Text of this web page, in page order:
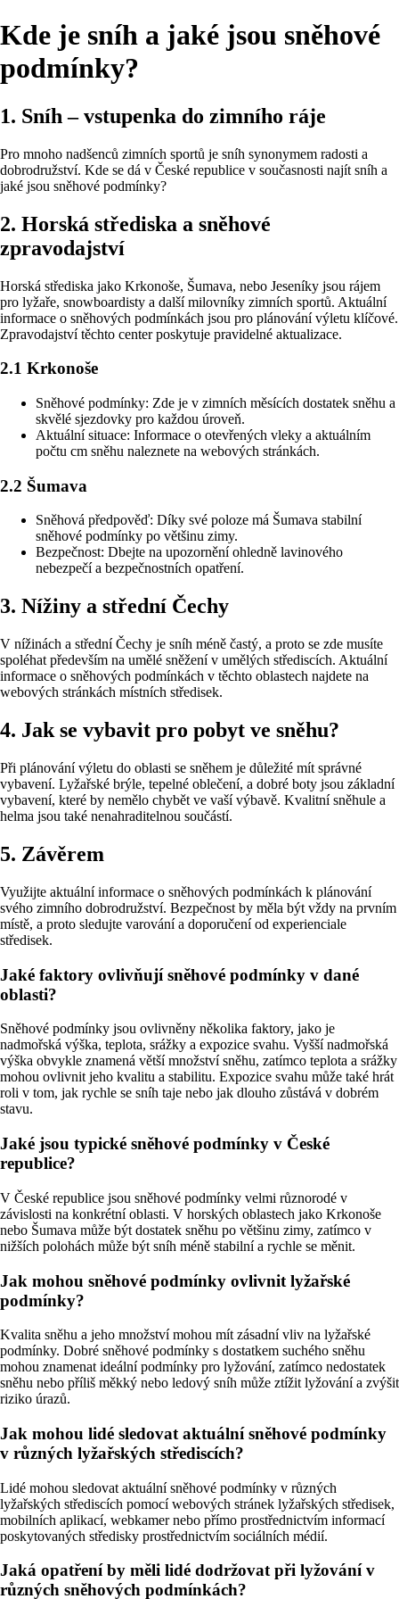
Kde je sníh a jaké jsou sněhové
podmínky?
1. Sníh – vstupenka do zimního ráje
Pro mnoho nadšenců zimních sportů je sníh synonymem radosti a
dobrodružství. Kde se dá v České republice v současnosti najít sníh a
jaké jsou sněhové podmínky?
2. Horská střediska a sněhové
zpravodajství
Horská střediska jako Krkonoše, Šumava, nebo Jeseníky jsou rájem
pro lyžaře, snowboardisty a další milovníky zimních sportů. Aktuální
informace o sněhových podmínkách jsou pro plánování výletu klíčové.
Zpravodajství těchto center poskytuje pravidelné aktualizace.
2.1 Krkonoše
Sněhové podmínky: Zde je v zimních měsících dostatek sněhu a
skvělé sjezdovky pro každou úroveň.
Aktuální situace: Informace o otevřených vleky a aktuálním
počtu cm sněhu naleznete na webových stránkách.
2.2 Šumava
Sněhová předpověď: Díky své poloze má Šumava stabilní
sněhové podmínky po většinu zimy.
Bezpečnost: Dbejte na upozornění ohledně lavinového
nebezpečí a bezpečnostních opatření.
3. Nížiny a střední Čechy
V nížinách a střední Čechy je sníh méně častý, a proto se zde musíte
spoléhat především na umělé sněžení v umělých střediscích. Aktuální
informace o sněhových podmínkách v těchto oblastech najdete na
webových stránkách místních středisek.
4. Jak se vybavit pro pobyt ve sněhu?
Při plánování výletu do oblasti se sněhem je důležité mít správné
vybavení. Lyžařské brýle, tepelné oblečení, a dobré boty jsou základní
vybavení, které by nemělo chybět ve vaší výbavě. Kvalitní sněhule a
helma jsou také nenahraditelnou součástí.
5. Závěrem
Využijte aktuální informace o sněhových podmínkách k plánování
svého zimního dobrodružství. Bezpečnost by měla být vždy na prvním
místě, a proto sledujte varování a doporučení od experienciale
středisek.
Jaké faktory ovlivňují sněhové podmínky v dané
oblasti?
Sněhové podmínky jsou ovlivněny několika faktory, jako je
nadmořská výška, teplota, srážky a expozice svahu. Vyšší nadmořská
výška obvykle znamená větší množství sněhu, zatímco teplota a srážky
mohou ovlivnit jeho kvalitu a stabilitu. Expozice svahu může také hrát
roli v tom, jak rychle se sníh taje nebo jak dlouho zůstává v dobrém
stavu.
Jaké jsou typické sněhové podmínky v České
republice?
V České republice jsou sněhové podmínky velmi různorodé v
závislosti na konkrétní oblasti. V horských oblastech jako Krkonoše
nebo Šumava může být dostatek sněhu po většinu zimy, zatímco v
nižších polohách může být sníh méně stabilní a rychle se měnit.
Jak mohou sněhové podmínky ovlivnit lyžařské
podmínky?
Kvalita sněhu a jeho množství mohou mít zásadní vliv na lyžařské
podmínky. Dobré sněhové podmínky s dostatkem suchého sněhu
mohou znamenat ideální podmínky pro lyžování, zatímco nedostatek
sněhu nebo příliš měkký nebo ledový sníh může ztížit lyžování a zvýšit
riziko úrazů.
Jak mohou lidé sledovat aktuální sněhové podmínky
v různých lyžařských střediscích?
Lidé mohou sledovat aktuální sněhové podmínky v různých
lyžařských střediscích pomocí webových stránek lyžařských středisek,
mobilních aplikací, webkamer nebo přímo prostřednictvím informací
poskytovaných středisky prostřednictvím sociálních médií.
Jaká opatření by měli lidé dodržovat při lyžování v
různých sněhových podmínkách?